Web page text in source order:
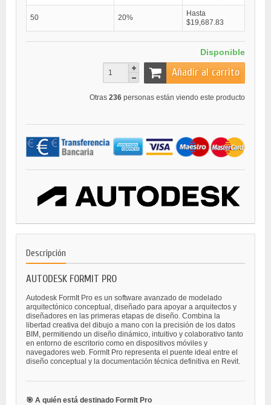
50 20%
Hasta
$19,687.83
Disponible
Añadir al carrito
Otras 236 personas están viendo este producto
Descripción
AUTODESK FORMIT PRO
Autodesk FormIt Pro es un software avanzado de modelado
arquitectónico conceptual, diseñado para apoyar a arquitectos y
diseñadores en las primeras etapas de diseño. Combina la
libertad creativa del dibujo a mano con la precisión de los datos
BIM, permitiendo un diseño dinámico, intuitivo y colaborativo tanto
en entorno de escritorio como en dispositivos móviles y
navegadores web. FormIt Pro representa el puente ideal entre el
diseño conceptual y la documentación técnica definitiva en Revit.
🎯 A quién está destinado FormIt Pro